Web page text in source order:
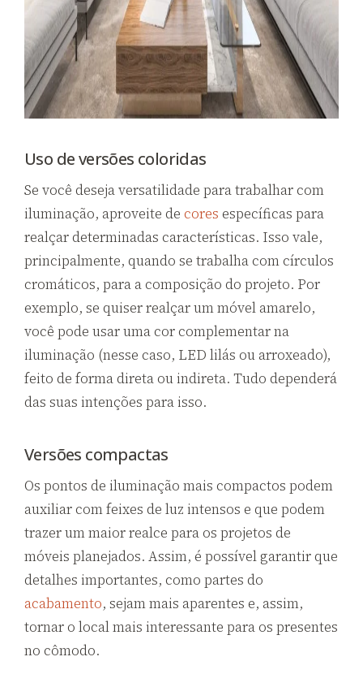
Uso de versões coloridas
Se você deseja versatilidade para trabalhar com
iluminação, aproveite de cores específicas para
realçar determinadas características. Isso vale,
principalmente, quando se trabalha com círculos
cromáticos, para a composição do projeto. Por
exemplo, se quiser realçar um móvel amarelo,
você pode usar uma cor complementar na
iluminação (nesse caso, LED lilás ou arroxeado),
feito de forma direta ou indireta. Tudo dependerá
das suas intenções para isso.
Versões compactas
Os pontos de iluminação mais compactos podem
auxiliar com feixes de luz intensos e que podem
trazer um maior realce para os projetos de
móveis planejados. Assim, é possível garantir que
detalhes importantes, como partes do
acabamento, sejam mais aparentes e, assim,
tornar o local mais interessante para os presentes
no cômodo.